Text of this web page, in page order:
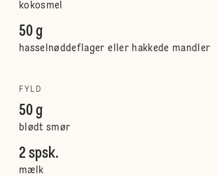
kokosmel
50 g
hasselnøddeflager eller hakkede mandler
FYLD
50 g
blødt smør
2 spsk.
mælk